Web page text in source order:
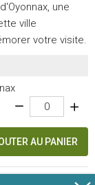
une
ville
votre visite.
AU PANIER